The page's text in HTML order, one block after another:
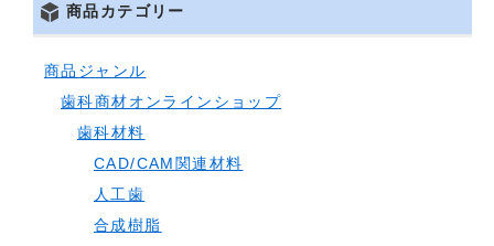
商品カテゴリー
商品ジャンル
歯科商材オンラインショップ
歯科材料
CAD/CAM関連材料
人工歯
合成樹脂